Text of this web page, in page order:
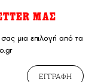
ΜΑΣ
μια επιλογή από τα
ΕΓΓΡΑΦΗ